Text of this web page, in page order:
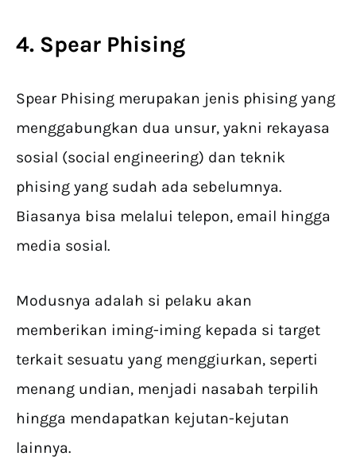
4. Spear Phising
Spear Phising merupakan jenis phising yang
menggabungkan dua unsur, yakni rekayasa
sosial (social engineering) dan teknik
phising yang sudah ada sebelumnya.
Biasanya bisa melalui telepon, email hingga
media sosial.
Modusnya adalah si pelaku akan
memberikan iming-iming kepada si target
terkait sesuatu yang menggiurkan, seperti
menang undian, menjadi nasabah terpilih
hingga mendapatkan kejutan-kejutan
lainnya.